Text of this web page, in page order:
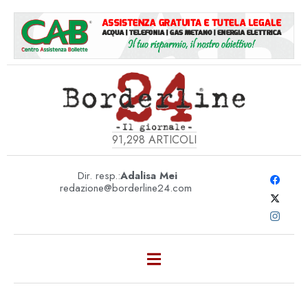
91,298 ARTICOLI
Dir. resp.:Adalisa Mei
redazione@borderline24.com